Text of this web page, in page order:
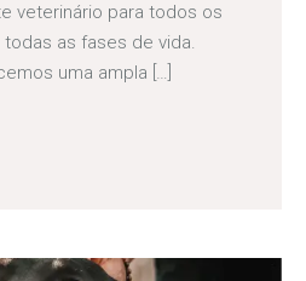
veterinário para todos os
todas as fases de vida.
uma ampla […]